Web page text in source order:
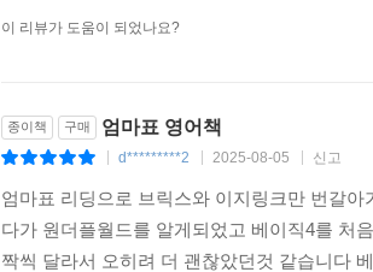
이 리뷰가 도움이 되었나요?
종이책 구매 엄마표 영어책
d*********2 2025-08-05 신고
엄마표 리딩으로 브릭스와 이지링크만 번갈
다가 원더플월드를 알게되었고 베이직4를 처
짝씩 달라서 오히려 더 괜찮았던것 같습니다